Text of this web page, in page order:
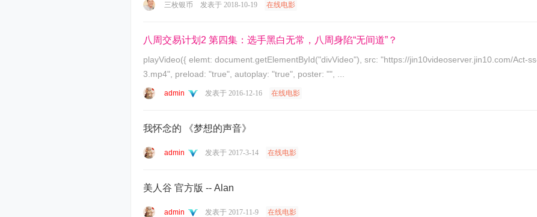
三枚银币 发表于 2018-10-19 在线电影
八周交易计划2 第四集：选手黑白无常，八周身陷“无间道”？
playVideo({ elemt: document.getElementById("divVideo"), src: "https://jin10videoserver.jin10.com/Act-ss-mp4-hd/b6bc0ff127be46b6be48bfc3c412efc6/第四集
admin 发表于 2016-12-16 在线电影
我怀念的 《梦想的声音》
admin 发表于 2017-3-14 在线电影
美人谷 官方版 -- Alan
admin 发表于 2017-11-9 在线电影